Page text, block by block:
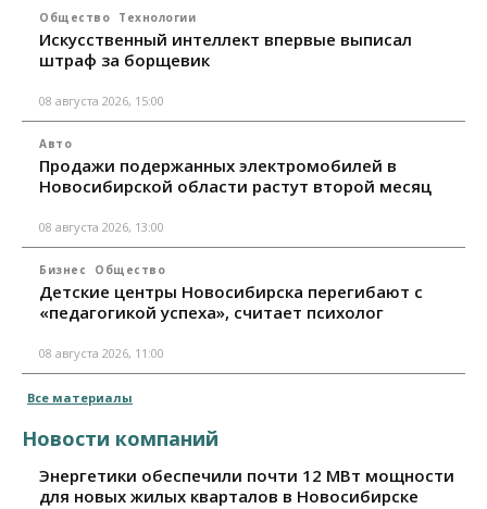
Общество Технологии
Искусственный интеллект впервые выписал
штраф за борщевик
08 августа 2026, 15:00
Авто
Продажи подержанных электромобилей в
Новосибирской области растут второй месяц
08 августа 2026, 13:00
Бизнес Общество
Детские центры Новосибирска перегибают с
«педагогикой успеха», считает психолог
08 августа 2026, 11:00
Все материалы
Новости компаний
Энергетики обеспечили почти 12 МВт мощности
для новых жилых кварталов в Новосибирске